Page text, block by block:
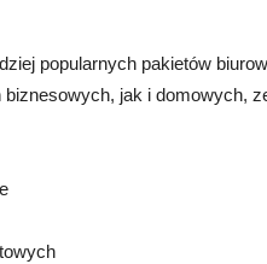
popularnych pakietów
jak i domowych,